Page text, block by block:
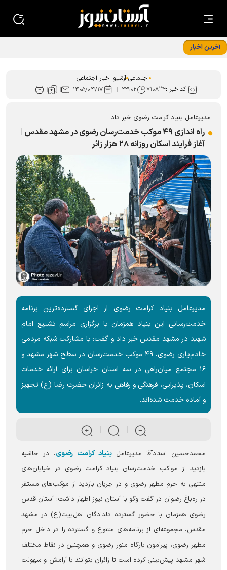
آخرین اخبار
اجتماعی آرشیو اخبار اجتماعی
کد خبر :۷۱۰۸۲۴ ۲۳:۰۲ ۱۴۰۵/۰۴/۱۷
مدیرعامل بنیاد کرامت رضوی خبر داد؛
راه اندازی ۴۹ موکب خدمت‌رسان رضوی در مشهد مقدس |
آغاز فرایند اسکان روزانه ۲۸ هزار زائر
مدیرعامل بنیاد کرامت رضوی از اجرای گسترده‌ترین برنامه
خدمت‌رسانی این بنیاد همزمان با برگزاری مراسم تشییع امام
شهید در مشهد مقدس خبر داد و گفت: با مشارکت شبکه مردمی
خادم‌یاری رضوی، ۴۹ موکب خدمت‌رسان در سطح شهر مشهد و
۱۶ مجتمع میان‌راهی در سه استان خراسان برای ارائه خدمات
اسکان، پذیرایی، فرهنگی و رفاهی به زائران حضرت رضا (ع) تجهیز
و آماده خدمت شده‌اند.
محمدحسین استادآقا مدیرعامل بنیاد کرامت رضوی، در حاشیه
بازدید از مواکب خدمت‌رسان بنیاد کرامت رضوی در خیابان‌های
منتهی به حرم مطهر رضوی و در جریان بازدید از موکب‌های مستقر
در ره‌باغ رضوان در گفت وگو با آستان نیوز اظهار داشت: آستان قدس
رضوی همزمان با حضور گسترده دلدادگان اهل‌بیت(ع) در مشهد
مقدس، مجموعه‌ای از برنامه‌های متنوع و گسترده را در داخل حرم
مطهر رضوی، پیرامون بارگاه منور رضوی و همچنین در نقاط مختلف
شهر مشهد پیش‌بینی کرده است تا زائران بتوانند با آرامش و سهولت